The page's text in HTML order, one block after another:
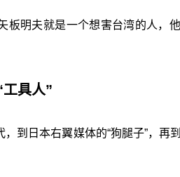
板明夫就是一个想害台湾的人，
具人”
到日本右翼媒体的“狗腿子”，再